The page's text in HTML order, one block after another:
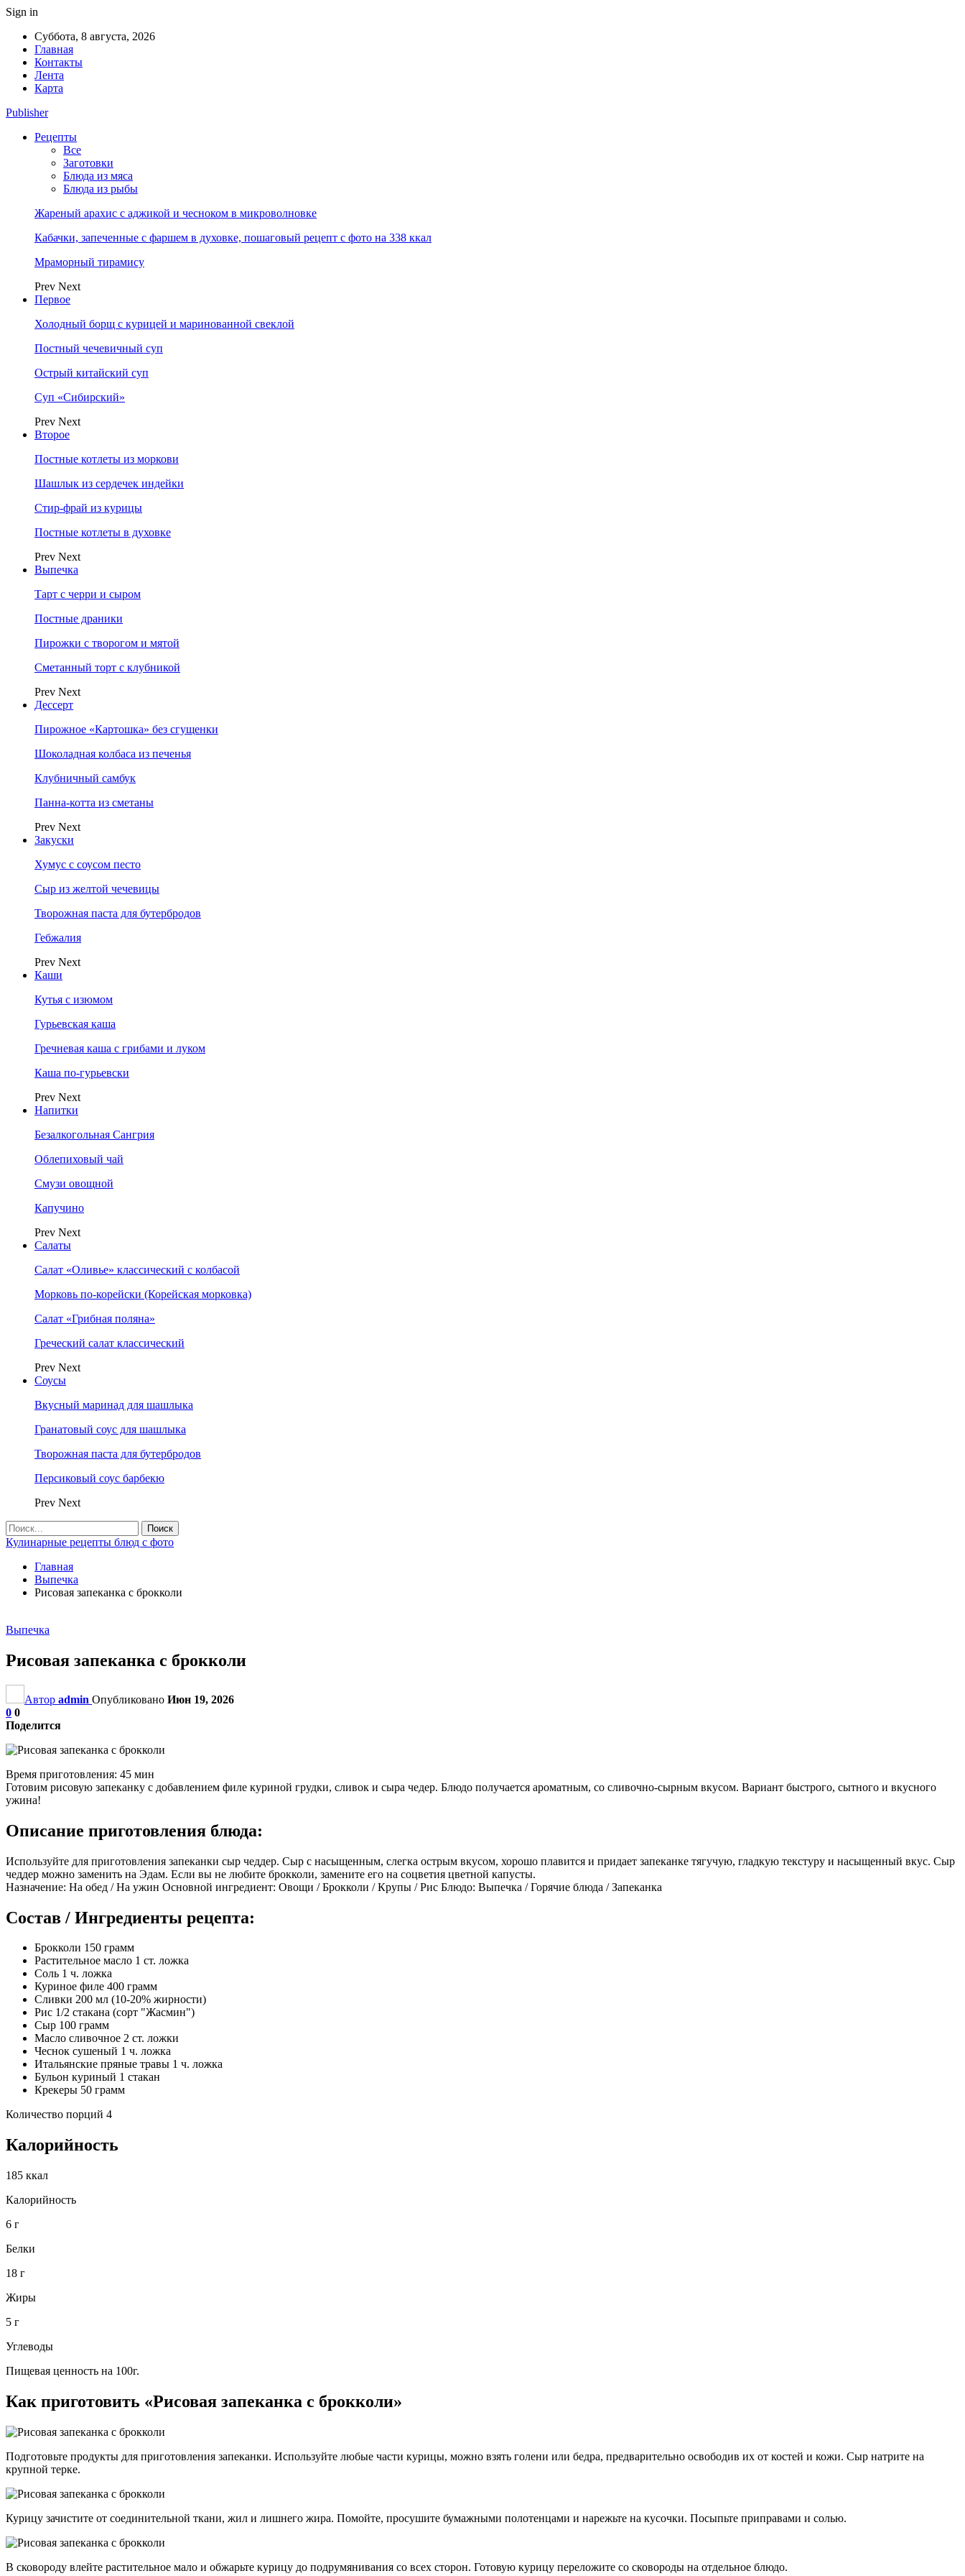
Sign in
Суббота, 8 августа, 2026
Главная
Контакты
Лента
Карта
Publisher
Рецепты
Все
Заготовки
Блюда из мяса
Блюда из рыбы
Жареный арахис с аджикой и чесноком в микроволновке
Кабачки, запеченные с фаршем в духовке, пошаговый рецепт с фото на 338 ккал
Мраморный тирамису
Prev Next
Первое
Холодный борщ с курицей и маринованной свеклой
Постный чечевичный суп
Острый китайский суп
Суп «Сибирский»
Prev Next
Второе
Постные котлеты из моркови
Шашлык из сердечек индейки
Стир-фрай из курицы
Постные котлеты в духовке
Prev Next
Выпечка
Тарт с черри и сыром
Постные драники
Пирожки с творогом и мятой
Сметанный торт с клубникой
Prev Next
Дессерт
Пирожное «Картошка» без сгущенки
Шоколадная колбаса из печенья
Клубничный самбук
Панна-котта из сметаны
Prev Next
Закуски
Хумус с соусом песто
Сыр из желтой чечевицы
Творожная паста для бутербродов
Гебжалия
Prev Next
Каши
Кутья с изюмом
Гурьевская каша
Гречневая каша с грибами и луком
Каша по-гурьевски
Prev Next
Напитки
Безалкогольная Сангрия
Облепиховый чай
Смузи овощной
Капучино
Prev Next
Салаты
Салат «Оливье» классический с колбасой
Морковь по-корейски (Корейская морковка)
Салат «Грибная поляна»
Греческий салат классический
Prev Next
Соусы
Вкусный маринад для шашлыка
Гранатовый соус для шашлыка
Творожная паста для бутербродов
Персиковый соус барбекю
Prev Next
Кулинарные рецепты блюд с фото
Главная
Выпечка
Рисовая запеканка с брокколи
Выпечка
Рисовая запеканка с брокколи
Автор admin Опубликовано Июн 19, 2026
0 0
Поделится
Время приготовления: 45 мин
Готовим рисовую запеканку с добавлением филе куриной грудки, сливок и сыра чедер. Блюдо получается ароматным, со сливочно-сырным вкусом. Вариант быстрого, сытного и вкусного
ужина!
Описание приготовления блюда:
Используйте для приготовления запеканки сыр чеддер. Сыр с насыщенным, слегка острым вкусом, хорошо плавится и придает запеканке тягучую, гладкую текстуру и насыщенный вкус. Сыр
чеддер можно заменить на Эдам. Если вы не любите брокколи, замените его на соцветия цветной капусты.
Назначение: На обед / На ужин Основной ингредиент: Овощи / Брокколи / Крупы / Рис Блюдо: Выпечка / Горячие блюда / Запеканка
Состав / Ингредиенты рецепта:
Брокколи 150 грамм
Растительное масло 1 ст. ложка
Соль 1 ч. ложка
Куриное филе 400 грамм
Сливки 200 мл (10-20% жирности)
Рис 1/2 стакана (сорт "Жасмин")
Сыр 100 грамм
Масло сливочное 2 ст. ложки
Чеснок сушеный 1 ч. ложка
Итальянские пряные травы 1 ч. ложка
Бульон куриный 1 стакан
Крекеры 50 грамм
Количество порций 4
Калорийность
185 ккал
Калорийность
6 г
Белки
18 г
Жиры
5 г
Углеводы
Пищевая ценность на 100г.
Как приготовить «Рисовая запеканка с брокколи»
Подготовьте продукты для приготовления запеканки. Используйте любые части курицы, можно взять голени или бедра, предварительно освободив их от костей и кожи. Сыр натрите на
крупной терке.
Курицу зачистите от соединительной ткани, жил и лишнего жира. Помойте, просушите бумажными полотенцами и нарежьте на кусочки. Посыпьте приправами и солью.
В сковороду влейте растительное мало и обжарьте курицу до подрумянивания со всех сторон. Готовую курицу переложите со сковороды на отдельное блюдо.